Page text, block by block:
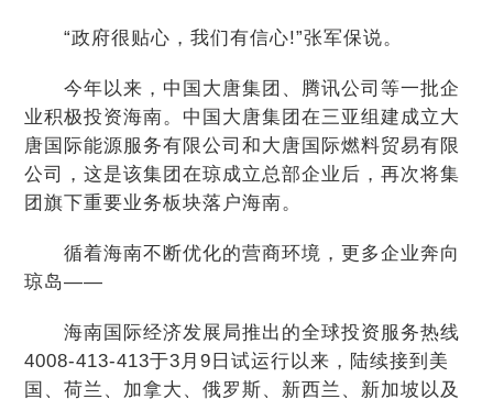
“政府很贴心，我们有信心!”张军保说。
今年以来，中国大唐集团、腾讯公司等一批企
业积极投资海南。中国大唐集团在三亚组建成立大
唐国际能源服务有限公司和大唐国际燃料贸易有限
公司，这是该集团在琼成立总部企业后，再次将集
团旗下重要业务板块落户海南。
循着海南不断优化的营商环境，更多企业奔向
琼岛——
海南国际经济发展局推出的全球投资服务热线
4008-413-413于3月9日试运行以来，陆续接到美
国、荷兰、加拿大、俄罗斯、新西兰、新加坡以及